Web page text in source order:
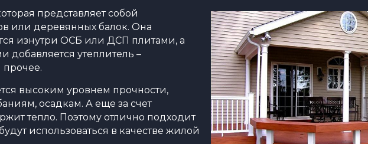
представляет собой
или деревянных балок. Она
изнутри ОСБ или ДСП плитами, а
утеплитель –
прочее.
высоким уровнем прочности,
осадкам. А еще за счет
тепло. Поэтому отлично подходит
использоваться в качестве жилой